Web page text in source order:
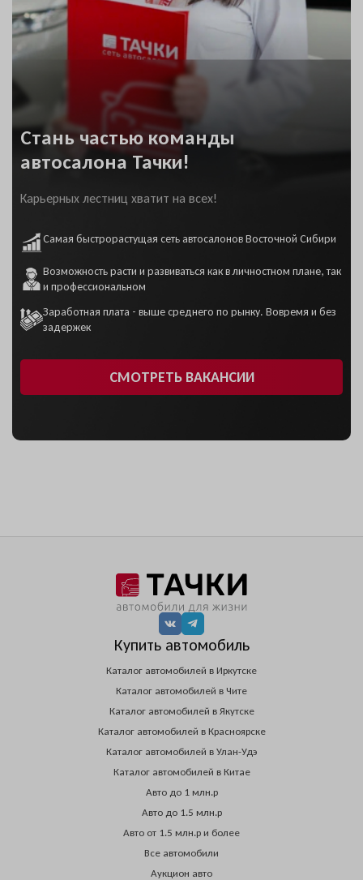
Стань частью команды
автосалона Тачки!
Карьерных лестниц хватит на всех!
Самая быстрорастущая сеть автосалонов Восточной Сибири
Возможность расти и развиваться как в личностном плане, так
и профессиональном
Заработная плата - выше среднего по рынку. Вовремя и без
задержек
СМОТРЕТЬ ВАКАНСИИ
Купить автомобиль
Каталог автомобилей в Иркутске
Каталог автомобилей в Чите
Каталог автомобилей в Якутске
Каталог автомобилей в Красноярске
Каталог автомобилей в Улан-Удэ
Каталог автомобилей в Китае
Авто до 1 млн.р
Авто до 1.5 млн.р
Авто от 1.5 млн.р и более
Все автомобили
Аукцион авто